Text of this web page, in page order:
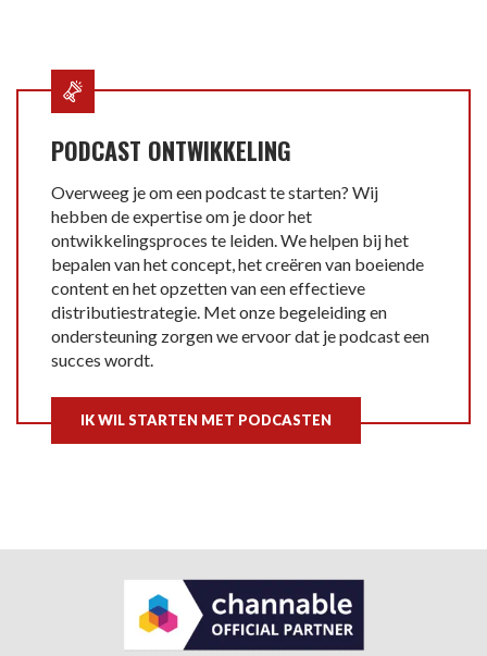
PODCAST ONTWIKKELING
Overweeg je om een podcast te starten? Wij
hebben de expertise om je door het
ontwikkelingsproces te leiden. We helpen bij het
bepalen van het concept, het creëren van boeiende
content en het opzetten van een effectieve
distributiestrategie. Met onze begeleiding en
ondersteuning zorgen we ervoor dat je podcast een
succes wordt.
IK WIL STARTEN MET PODCASTEN